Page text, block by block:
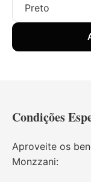
Condições
Aproveite os
Monzzani: